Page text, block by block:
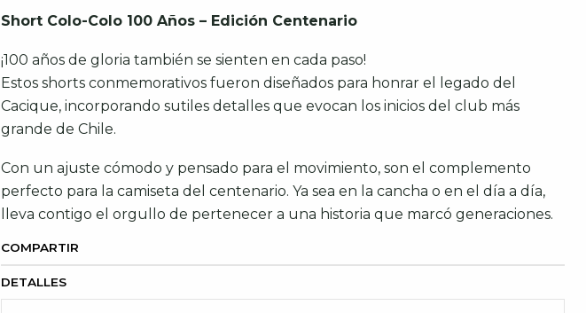
Short Colo-Colo 100 Años – Edición Centenario
¡100 años de gloria también se sienten en cada paso!
Estos shorts conmemorativos fueron diseñados para honrar el legado del
Cacique, incorporando sutiles detalles que evocan los inicios del club más
grande de Chile.
Con un ajuste cómodo y pensado para el movimiento, son el complemento
perfecto para la camiseta del centenario. Ya sea en la cancha o en el día a día,
lleva contigo el orgullo de pertenecer a una historia que marcó generaciones.
COMPARTIR
DETALLES